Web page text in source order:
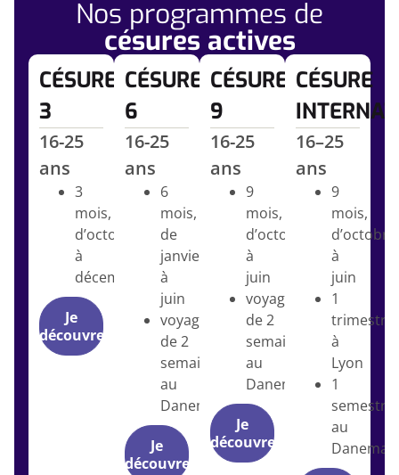
Nos programmes de
césures actives
CÉSURE
3
16-25
ans
3
mois,
d’octobre
à
décembre
Je
découvre
CÉSURE
6
16-25
ans
6
mois,
de
janvier
à
juin
voyage
de 2
semaines
au
Danemark
Je
découvre
CÉSURE
9
16-25
ans
9
mois,
d’octobre
à
juin
voyage
de 2
semaines
au
Danemark
Je
découvre
CÉSURE
16–25
ans
9
mois,
d’octobre
à
juin
1
trimestre
à
Lyon
1
semestre
au